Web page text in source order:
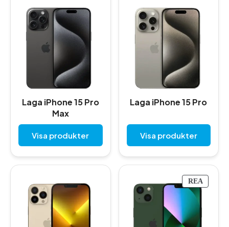
Laga iPhone 15 Pro
Max
Visa produkter
Laga iPhone 15 Pro
Visa produkter
REAP
R